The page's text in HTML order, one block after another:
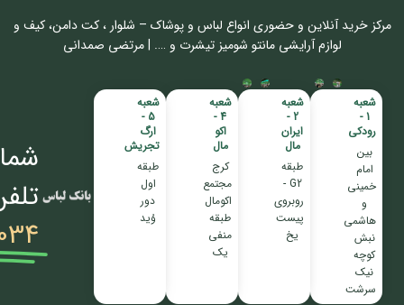
مرکز خرید آنلاین و حضوری انواع لباس‌ و پوشاک – شلوار ، کت دامن، کیف و
لوازم آرایشی مانتو شومیز تیشرت و …. | مرتضی صمدانی
شعبه
1 -
رودکی
بین
امام
خمینی
و
هاشمی
نبش
کوچه
نیک
سرشت
شعبه
2 -
ایران
مال
طبقه
G2 -
روبروی
پیست
یخ
شعبه
4 -
اکو
مال
کرج
مجتمع
اکومال
طبقه
منفی
یک
شعبه
5 -
ارگ
تجریش
طبقه
اول
دور
وُید